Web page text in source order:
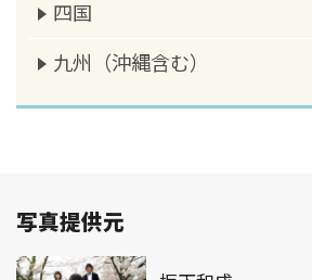
四国
九州（沖縄含む）
写真提供元